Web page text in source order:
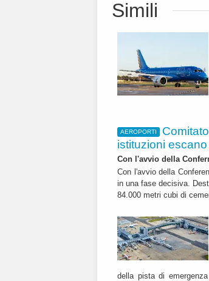
Simili
AEROPORTI
istituzioni
Con l'avvio della
Con l'avvio della
in una fase decisiva.
84.000 metri cubi di
della pista di